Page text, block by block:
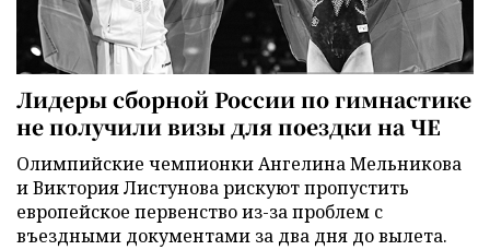
Лидеры сборной России по гимнастике
не получили визы для поездки на ЧЕ
Олимпийские чемпионки Ангелина Мельникова
и Виктория Листунова рискуют пропустить
европейское первенство из-за проблем с
въездными документами за два дня до вылета.